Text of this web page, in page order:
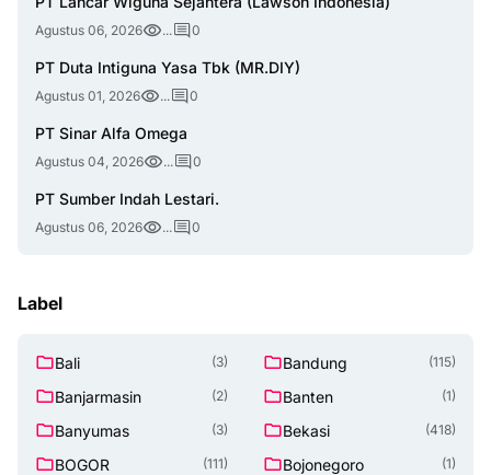
Agustus 06, 2026 ... 0
PT Duta Intiguna Yasa Tbk (MR.DIY)
Agustus 01, 2026 ... 0
PT Sinar Alfa Omega
Agustus 04, 2026 ... 0
PT Sumber Indah Lestari.
Agustus 06, 2026 ... 0
Label
Bali (3) Bandung (115)
Banjarmasin (2) Banten (1)
Banyumas (3) Bekasi (418)
BOGOR (111) Bojonegoro (1)